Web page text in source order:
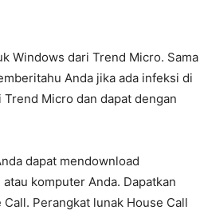
Windows dari Trend Micro. Sama
Anda jika ada infeksi di
Micro dan dapat dengan
dapat mendownload
komputer Anda. Dapatkan
Perangkat lunak House Call